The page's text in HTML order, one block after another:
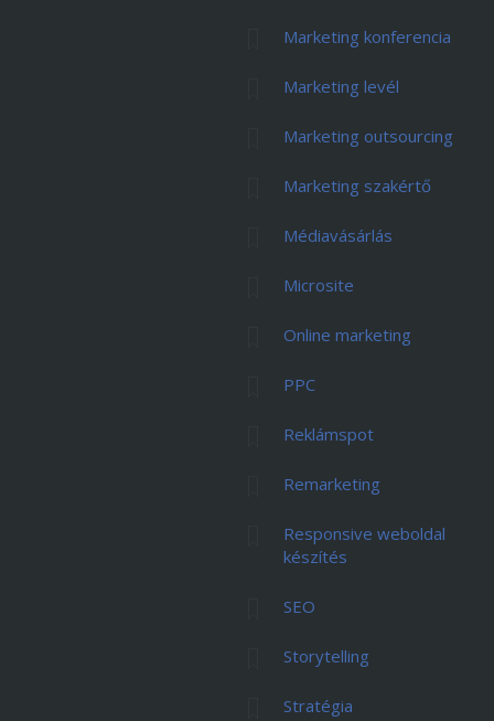
Marketing konferencia
Marketing levél
Marketing outsourcing
Marketing szakértő
Médiavásárlás
Microsite
Online marketing
PPC
Reklámspot
Remarketing
Responsive weboldal
készítés
SEO
Storytelling
Stratégia